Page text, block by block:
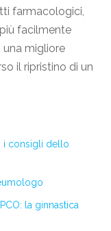
farmacologici,
facilmente
migliore
il ripristino di un
i consigli dello
la ginnastica